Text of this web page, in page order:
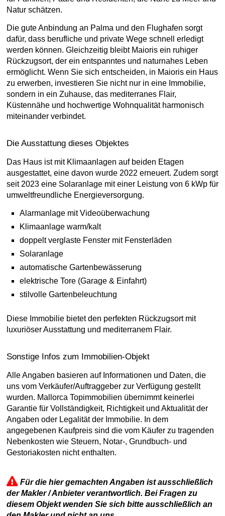
Natur schätzen.
Die gute Anbindung an Palma und den Flughafen sorgt
dafür, dass berufliche und private Wege schnell erledigt
werden können. Gleichzeitig bleibt Maioris ein ruhiger
Rückzugsort, der ein entspanntes und naturnahes Leben
ermöglicht. Wenn Sie sich entscheiden, in Maioris ein Haus
zu erwerben, investieren Sie nicht nur in eine Immobilie,
sondern in ein Zuhause, das mediterranes Flair,
Küstennähe und hochwertige Wohnqualität harmonisch
miteinander verbindet.
Die Ausstattung dieses Objektes
Das Haus ist mit Klimaanlagen auf beiden Etagen
ausgestattet, eine davon wurde 2022 erneuert. Zudem sorgt
seit 2023 eine Solaranlage mit einer Leistung von 6 kWp für
umweltfreundliche Energieversorgung.
Alarmanlage mit Videoüberwachung
Klimaanlage warm/kalt
doppelt verglaste Fenster mit Fensterläden
Solaranlage
automatische Gartenbewässerung
elektrische Tore (Garage & Einfahrt)
stilvolle Gartenbeleuchtung
Diese Immobilie bietet den perfekten Rückzugsort mit
luxuriöser Ausstattung und mediterranem Flair.
Sonstige Infos zum Immobilien-Objekt
Alle Angaben basieren auf Informationen und Daten, die
uns vom Verkäufer/Auftraggeber zur Verfügung gestellt
wurden. Mallorca Topimmobilien übernimmt keinerlei
Garantie für Vollständigkeit, Richtigkeit und Aktualität der
Angaben oder Legalität der Immobilie. In dem
angegebenen Kaufpreis sind die vom Käufer zu tragenden
Nebenkosten wie Steuern, Notar-, Grundbuch- und
Gestoriakosten nicht enthalten.
Für die hier gemachten Angaben ist ausschließlich
der Makler / Anbieter verantwortlich. Bei Fragen zu
diesem Objekt wenden Sie sich bitte ausschließlich an